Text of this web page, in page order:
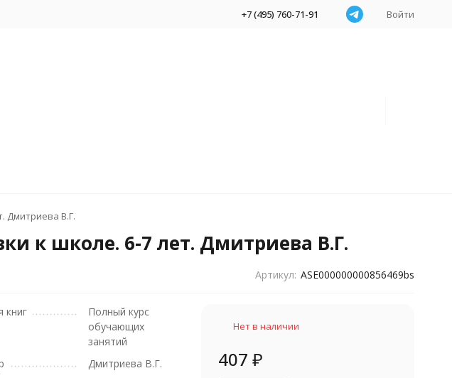
+7 (495) 760-71-91 Войти
Дмитриева В.Г.
к школе. 6-7 лет. Дмитриева В.Г.
Артикул: ASE000000000856469bs
книг
Полный курс
обучающих
занятий
Дмитриева В.Г.
Нет в наличии
407 ₽